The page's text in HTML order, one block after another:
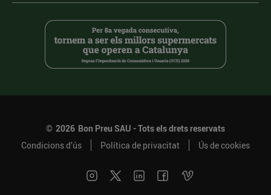
© 2026 Bon Preu SAU - Tots els drets reservats
Condicions d’ús
Política de privacitat Ús de cookies